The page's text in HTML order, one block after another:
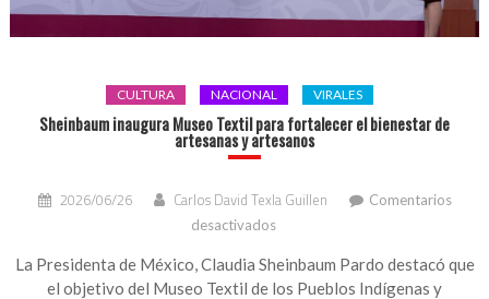
CULTURA NACIONAL VIRALES
Sheinbaum inaugura Museo Textil para fortalecer el bienestar de
artesanas y artesanos
2026/06/26 Carlos David Texla Guillen
Comentarios
desactivados
inaugura
Museo
La Presidenta de México, Claudia Sheinbaum Pardo destacó que
el objetivo del Museo Textil de los Pueblos Indígenas y